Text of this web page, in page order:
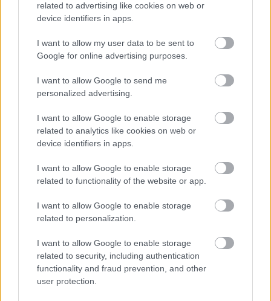
related to advertising like cookies on web or
device identifiers in apps.
I want to allow my user data to be sent to
Google for online advertising purposes.
I want to allow Google to send me
personalized advertising.
I want to allow Google to enable storage
related to analytics like cookies on web or
device identifiers in apps.
I want to allow Google to enable storage
related to functionality of the website or app.
I want to allow Google to enable storage
related to personalization.
I want to allow Google to enable storage
related to security, including authentication
functionality and fraud prevention, and other
user protection.
Aktuális
Paks II.: Mit jelent az 5. blokk új
mérföldköve a felülvizsgálat
árnyékában?
HIRDETÉS
LEGOLVASOTTABB
Nem az üres, hanem az okosan működő
épület energiatakarékos